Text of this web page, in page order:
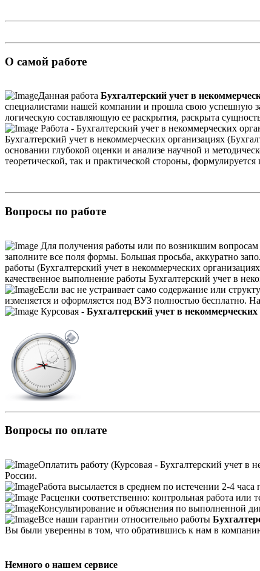
О самой работе
Данная работа Бухгалтерский учет в
специалистами нашей компании и прошла свою успешную
логическую составляющую ее раскрытия, раскрыта
Работа - Бухгалтерский учет в некоммерческих
Бухгалтерский учет в некоммерческих организациях
основании глубокой оценки и анализе научной и
теоретической, так и практической стороны,
Вопросы по работе
Для получения работы или по возникшим
заполните все поля формы. Большая просьба, аккуратно
работы (Бухгалтерский учет в некоммерческих
качественное выполнение работы Бухгалтерский учет в
Если вас не устраивает само содержание или
изменяется и оформляется под ВУЗ полностью бесплатно.
Курсовая - Бухгалтерский учет в некоммерческих
Вопросы по оплате
Оплатить работу (Курсовая - Бухгалтерский учет в
России.
Работа высылается в среднем по истечении 2-4
Расценки соответственно: контрольная работа
Консультирование и объяснения по выполненной
Все наши гарантии относительно работы
Вы были уверенны в том, что обратившись к нам в
Немного о нашем сервисе